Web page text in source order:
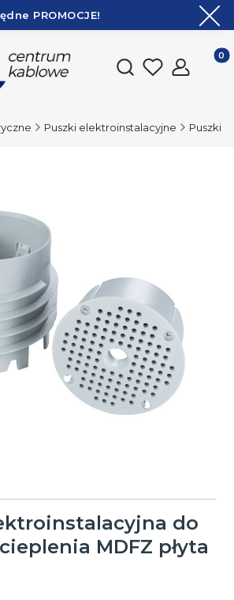
PROMOCJE!
Otwórz
Puszki elektroinstalacyjne Puszki
do
MDFZ płyta